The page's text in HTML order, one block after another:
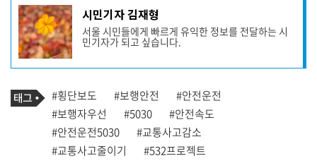
기
사
작
성
자
프
필
시민기자 김재형
서울 시민들에게 빠르게 유익한 정보를 전달하는 시
민기자가 되고 싶습니다.
기
사
관
련
태
그
태
그
#횡단보도 #보행안전
#안전운전
#보행자우선
#5030
#안전속도
#안전운전5030
#교통사고감소
#교통사고줄이기
#532프로젝트